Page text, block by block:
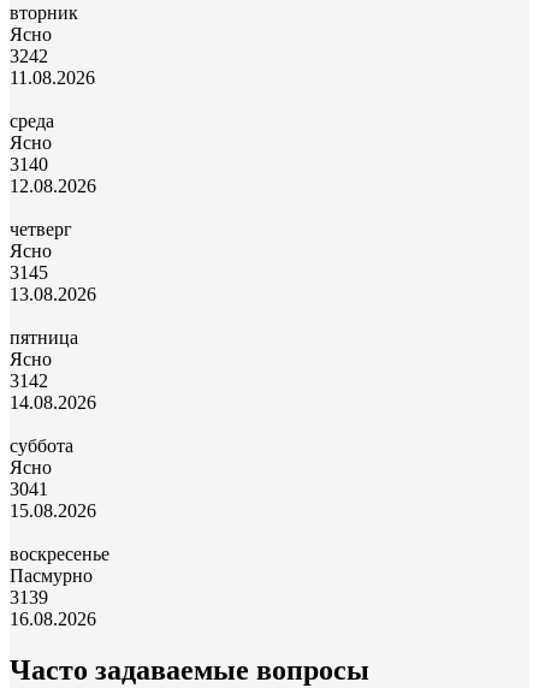
вторник
Ясно
3242
11.08.2026
среда
Ясно
3140
12.08.2026
четверг
Ясно
3145
13.08.2026
пятница
Ясно
3142
14.08.2026
суббота
Ясно
3041
15.08.2026
воскресенье
Пасмурно
3139
16.08.2026
Часто задаваемые вопросы